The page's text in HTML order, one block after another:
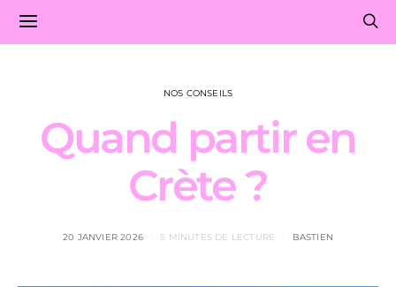
NOS CONSEILS
Quand partir en
Crète ?
20 JANVIER 2026 5 MINUTES DE LECTURE BASTIEN